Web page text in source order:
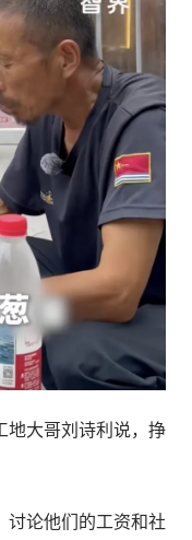
地大哥刘诗利说，挣
讨论他们的工资和社